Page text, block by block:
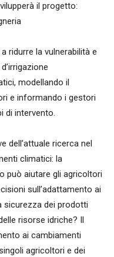
il progetto:
ridurre la vulnerabilità e
modellando il
e informando i gestori
di intervento.
dell’attuale ricerca nel
climatici: la
può aiutare gli agricoltori
sull’adattamento ai
sicurezza dei prodotti
risorse idriche? Il
ai cambiamenti
agricoltori e dei